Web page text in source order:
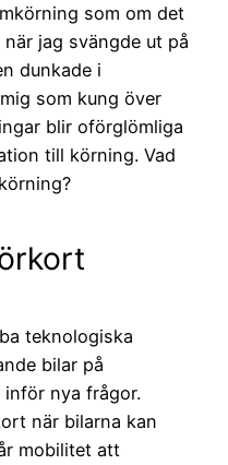
som om det
jag svängde ut på
dunkade i
som kung över
blir oförglömliga
till körning. Vad
teknologiska
bilar på
nya frågor.
när bilarna kan
mobilitet att